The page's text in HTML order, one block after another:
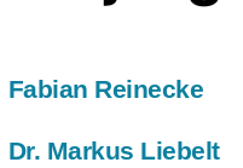
Fabian Reinecke
Dr. Markus Liebelt